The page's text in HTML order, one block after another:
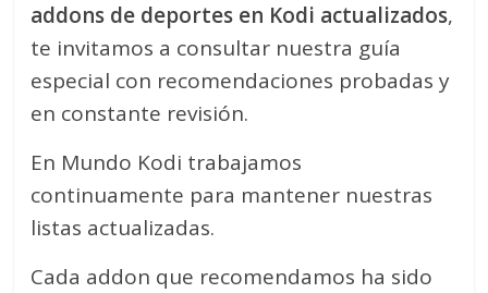
addons de deportes en Kodi actualizados,
te invitamos a consultar nuestra guía
especial con recomendaciones probadas y
en constante revisión.
En Mundo Kodi trabajamos
continuamente para mantener nuestras
listas actualizadas.
Cada addon que recomendamos ha sido